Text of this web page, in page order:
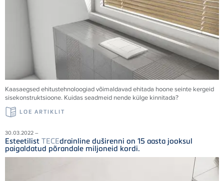
Kaasaegsed ehitustehnoloogiad võimaldavad ehitada hoone seinte kergeid
sisekonstruktsioone. Kuidas seadmeid nende külge kinnitada?
LOE ARTIKLIT
30.03.2022 –
Esteetilist TECEdrainline duširenni on 15 aasta jooksul
paigaldatud põrandale miljoneid kordi.